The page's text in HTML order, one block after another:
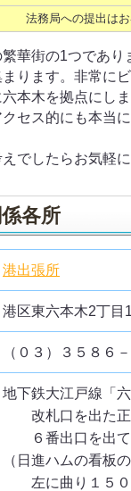
法務局への提出は
華街の1つであり
ります。非常に
本木を拠点にし
セス的にも本当
でしたらお気軽に
各所
港出張所
港区東六本木2丁目
（０３）３５８６
地下鉄大江戸線「
改札口を出た正
６番出口を出て
（日進ハムの看板
左に曲り１５０